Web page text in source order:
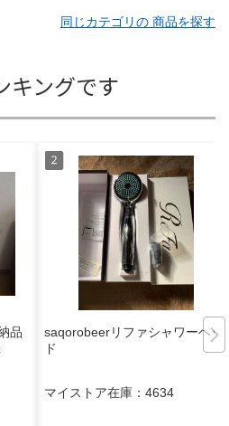
同じカテゴリの 商品を探す
キングです
品
saqorobeerリファシャワーヘッ
ド
マイストア在庫： 4634